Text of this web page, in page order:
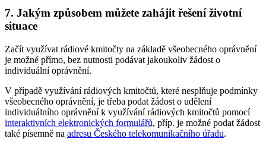
7. Jakým způsobem můžete zahájit řešení životní
situace
Začít využívat rádiové kmitočty na základě všeobecného oprávnění
je možné přímo, bez nutnosti podávat jakoukoliv žádost o
individuální oprávnění.
V případě využívání rádiových kmitočtů, které nesplňuje podmínky
všeobecného oprávnění, je třeba podat žádost o udělení
individuálního oprávnění k využívání rádiových kmitočtů pomocí
interaktivních elektronických formulářů, příp. je možné podat žádost
také písemně na adresu Českého telekomunikačního úřadu.